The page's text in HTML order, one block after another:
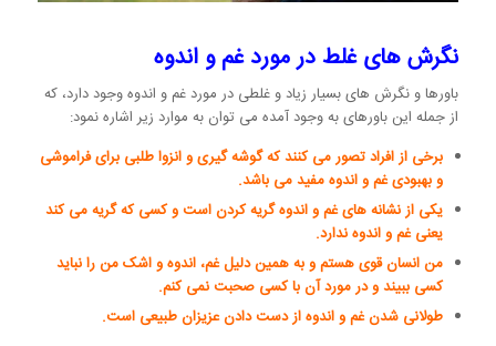
نگرش های غلط در مورد غم و اندوه
باورها و نگرش های بسیار زیاد و غلطی در مورد غم و اندوه وجود دارد، که
از جمله این باورهای به وجود آمده می توان به موارد زیر اشاره نمود:
برخی از افراد تصور می کنند که گوشه گیری و انزوا طلبی برای فراموشی
و بهبودی غم و اندوه مفید می باشد.
یکی از نشانه های غم و اندوه گریه کردن است و کسی که گریه می کند
یعنی غم و اندوه ندارد.
من انسان قوی هستم و به همین دلیل غم، اندوه و اشک من را نباید
کسی ببیند و در مورد آن با کسی صحبت نمی کنم.
طولانی شدن غم و اندوه از دست دادن عزیزان طبیعی است.